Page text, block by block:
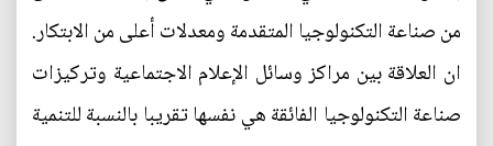
من صناعة التكنولوجيا المتقدمة ومعدلات أعلى من الابتكار.
ان العلاقة بين مراكز وسائل الإعلام الاجتماعية وتركيزات
صناعة التكنولوجيا الفائقة هي نفسها تقريبا بالنسبة للتنمية